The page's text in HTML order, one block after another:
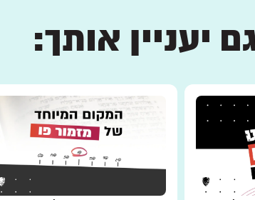
יעניין אותך: